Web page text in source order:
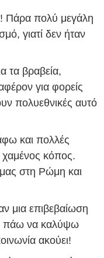
Πάρα πολύ μεγάλη
γιατί δεν ήταν
τα βραβεία,
για φορείς
πολυεθνικές αυτό
και πολλές
χαμένος κόπος.
μας στη Ρώμη και
μια επιβεβαίωση
πάω να καλύψω
ακούει!